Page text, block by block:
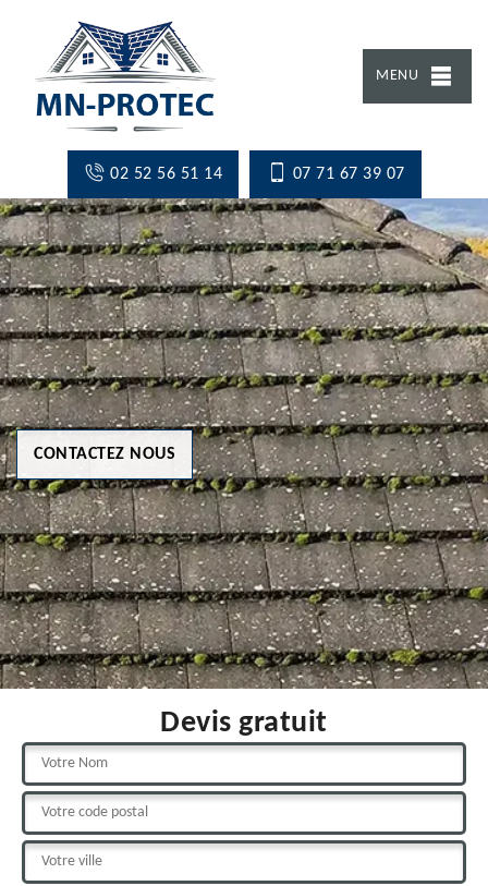
MENU
02 52 56 51 14 07 71 67 39 07
CONTACTEZ NOUS
Devis gratuit